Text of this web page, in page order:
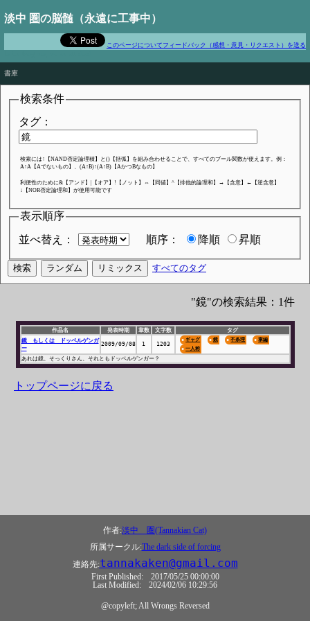
淡中 圏の脳髄（永遠に工事中）
このページについてフィードバック（感想・意見・リクエスト）を送る
書庫
検索条件
タグ：
検索には↑【NAND否定論理積】と()【括弧】を組み合わせることで、すべてのブール関数が使えます。例：
A↑A【Aでないもの】、(A↑B)↑(A↑B)【AかつBなもの】
利便性のために&【アンド】|【オア】!【ノット】⇔【同値】^【排他的論理和】→【含意】←【逆含意】
↓【NOR否定論理和】が使用可能です
表示順序
並べ替え：
順序： 降順 昇順
すべてのタグ
"鏡"の検索結果：1件
作品名 発表時期 章数 文字数
タグ
鏡 もしくは ドッペルゲンガ
ー
2009/09/08 1 1203
ギャグ 鏡 不条理
掌編
一人称
あれは鏡、そっくりさん、それともドッペルゲンガー？
トップページに戻る
作者:淡中 圏(Tannakian Cat)
所属サークル:The dark side of forcing
連絡先:tannakaken@gmail.com
First Published:
2017/05/25 00:00:00
Last Modified:
2024/02/06 10:29:56
@copyleft; All Wrongs Reversed